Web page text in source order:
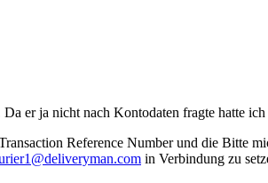
er ja nicht nach Kontodaten fragte hatte
Reference Number und die Bitte
in Verbindung zu